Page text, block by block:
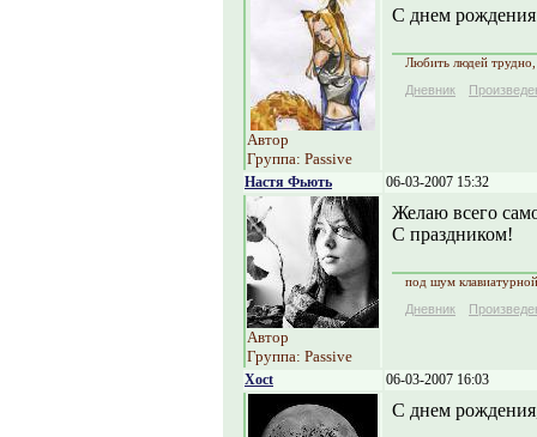
Автор
Группа: Passive
С днем
Любить людей
Дневник
Настя Фьють 06-03-2007 15:32
Автор
Группа: Passive
Желаю всего
С праздником!
под шум
Дневник
Xoct 06-03-2007 16:03
С днем